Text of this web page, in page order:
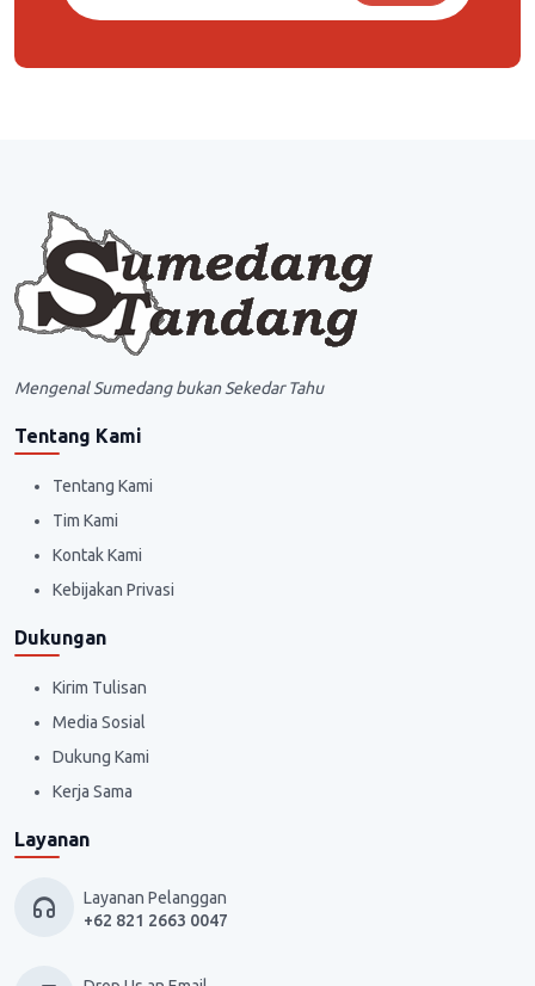
Mengenal Sumedang bukan Sekedar Tahu
Tentang Kami
Tentang Kami
Tim Kami
Kontak Kami
Kebijakan Privasi
Dukungan
Kirim Tulisan
Media Sosial
Dukung Kami
Kerja Sama
Layanan
Layanan Pelanggan
+62 821 2663 0047